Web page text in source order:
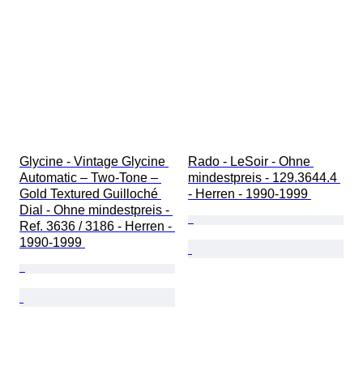
Glycine - Vintage Glycine
Automatic – Two-Tone –
Gold Textured Guilloché
Dial - Ohne mindestpreis -
Ref. 3636 / 3186 - Herren -
1990-1999
Rado - LeSoir - Ohne
mindestpreis - 129.3644.4
- Herren - 1990-1999